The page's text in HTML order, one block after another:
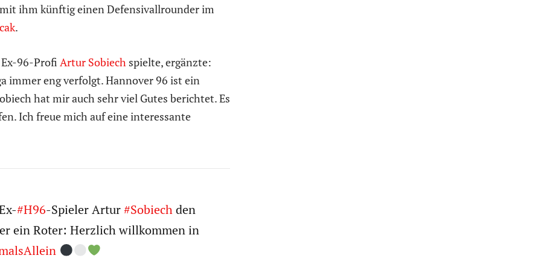
ihm künftig einen Defensivallrounder im
.
96-Profi Artur Sobiech spielte, ergänzte:
immer eng verfolgt. Hannover 96 ist ein
hat mir auch sehr viel Gutes berichtet. Es
Ich freue mich auf eine interessante
#H96-Spieler Artur#Sobiechden
ein Roter: Herzlich willkommen in